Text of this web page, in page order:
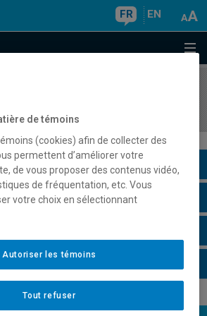
FR EN
de témoins
(cookies) afin de collecter des
permettent d’améliorer votre
de vous proposer des contenus vidéo,
de fréquentation, etc. Vous
votre choix en sélectionnant
Tout refuser
Autoriser les témoins